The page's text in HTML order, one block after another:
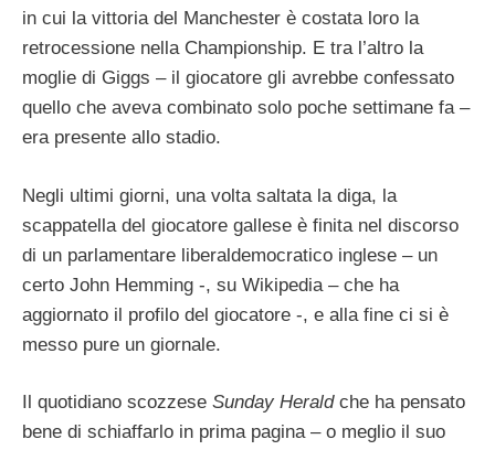
in cui la vittoria del Manchester è costata loro la
retrocessione nella Championship. E tra l’altro la
moglie di Giggs – il giocatore gli avrebbe confessato
quello che aveva combinato solo poche settimane fa –
era presente allo stadio.
Negli ultimi giorni, una volta saltata la diga, la
scappatella del giocatore gallese è finita nel discorso
di un parlamentare liberaldemocratico inglese – un
certo John Hemming -, su Wikipedia – che ha
aggiornato il profilo del giocatore -, e alla fine ci si è
messo pure un giornale.
Il quotidiano scozzese Sunday Heraldche ha pensato
bene di schiaffarlo in prima pagina – o meglio il suo